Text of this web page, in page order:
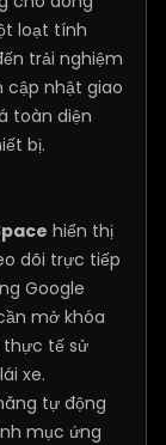
loạt tính
trải nghiệm
cập nhật giao
toàn diện
bị.
hiển thị
dõi trực tiếp
Google
mở khóa
tế sử
xe.
tự động
mục ứng